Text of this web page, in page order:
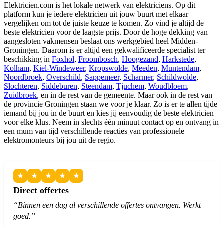
Elektricien.com is het lokale netwerk van elektriciens. Op dit
platform kun je iedere elektricien uit jouw buurt met elkaar
vergelijken om tot de juiste keuze te komen. Zo vind je altijd de
beste elektricien voor de laagste prijs. Door de hoge dekking van
aangesloten vakmensen beslaat ons werkgebied heel Midden-
Groningen. Daarom is er altijd een gekwalificeerde specialist ter
beschikking in Foxhol, Froombosch, Hoogezand, Harkstede,
Kolham, Kiel-Windeweer, Kropswolde, Meeden, Muntendam,
Noordbroek, Overschild, Sappemeer, Scharmer, Schildwolde,
Slochteren, Siddeburen, Steendam, Tjuchem, Woudbloem,
Zuidbroek, en in de rest van de gemeente. Maar ook in de rest van
de provincie Groningen staan we voor je klaar. Zo is er te allen tijde
iemand bij jou in de buurt en kies jij eenvoudig de beste elektricien
voor elke klus. Neem in slechts één minuut contact op en ontvang in
een mum van tijd verschillende reacties van professionele
elektromonteurs bij jou uit de regio.
★ ★ ★ ★ ★
Direct offertes
“Binnen een dag al verschillende offertes ontvangen. Werkt
goed.”